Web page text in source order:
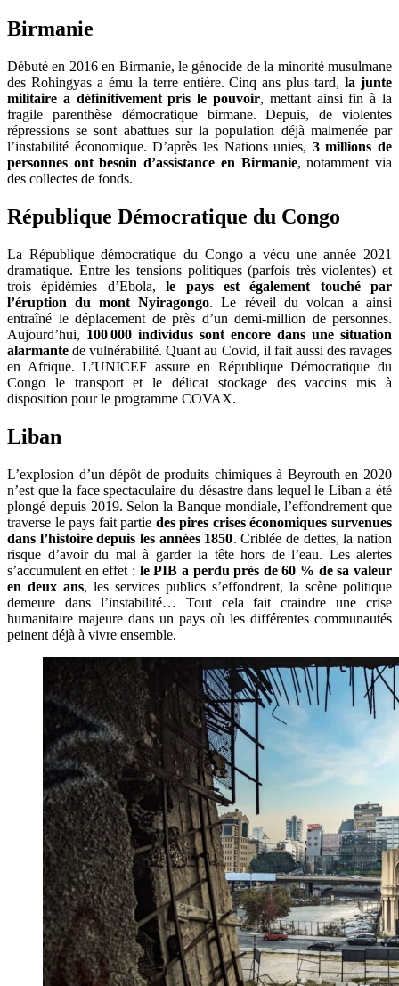
Birmanie
Débuté en 2016 en Birmanie, le génocide de la minorité musulmane
des Rohingyas a ému la terre entière. Cinq ans plus tard,la junte
militaire a définitivement pris le pouvoir, mettant ainsi fin à la
fragile parenthèse démocratique birmane. Depuis, de violentes
répressions se sont abattues sur la population déjà malmenée par
l’instabilité économique. D’après les Nations unies, 3 millions de
personnes ont besoin d’assistance en Birmanie, notamment via
des collectes de fonds.
République Démocratique du Congo
La République démocratique du Congo a vécu une année 2021
dramatique. Entre les tensions politiques (parfois très violentes) et
trois épidémies d’Ebola,le pays est également touché par
l’éruption du mont Nyiragongo. Le réveil du volcan a ainsi
entraîné le déplacement de près d’un demi-million de personnes.
Aujourd’hui, 100 000 individus sont encore dans une situation
alarmantede vulnérabilité. Quant au Covid, il fait aussi des ravages
en Afrique. L’UNICEF assure en République Démocratique du
Congo le transport et le délicat stockage des vaccins mis à
disposition pour le programme COVAX.
Liban
L’explosion d’un dépôt de produits chimiques à Beyrouth en 2020
n’est que la face spectaculaire du désastre dans lequel le Liban a été
plongé depuis 2019. Selon la Banque mondiale, l’effondrement que
traverse le pays fait partie des pires crises économiques survenues
dans l’histoire depuis les années 1850. Criblée de dettes, la nation
risque d’avoir du mal à garder la tête hors de l’eau. Les alertes
s’accumulent en effet : le PIB a perdu près de 60 % de sa valeur
en deux ans, les services publics s’effondrent, la scène politique
demeure dans l’instabilité… Tout cela fait craindre une crise
humanitaire majeure dans un pays où les différentes communautés
peinent déjà à vivre ensemble.